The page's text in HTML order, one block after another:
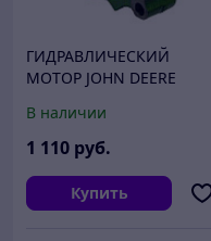
ГИДРАВЛИЧЕСКИЙ
МОТОР JOHN DEERE
В наличии
1 110 руб.
Купить